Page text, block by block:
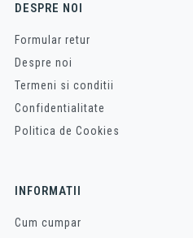
DESPRE NOI
Formular retur
Despre noi
Termeni si conditii
Confidentialitate
Politica de Cookies
INFORMATII
Cum cumpar